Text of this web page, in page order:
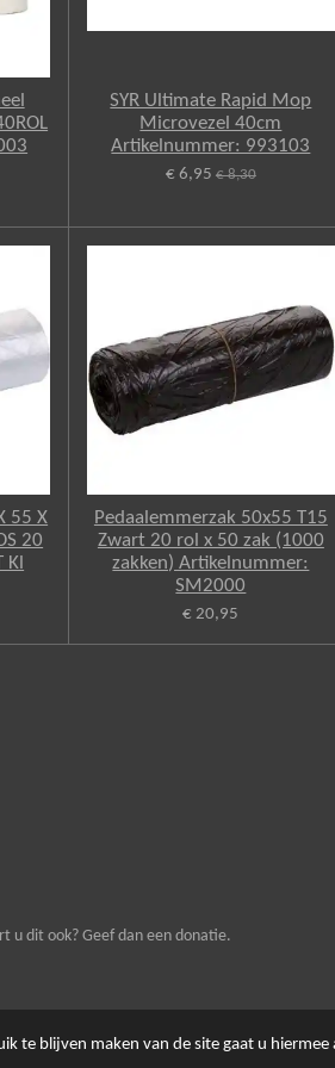
te blijven maken van de site gaat u hiermee
SYR Ultimate Rapid Mop
Microvezel 40cm
Artikelnummer: 993103
€ 6,95 € 8,30
55 X
20
Kl
Pedaalemmerzak 50x55 T15
Zwart 20 rol x 50 zak (1000
zakken) Artikelnummer:
SM2000
€ 20,95
u dit ook? Geef dan een donatie.